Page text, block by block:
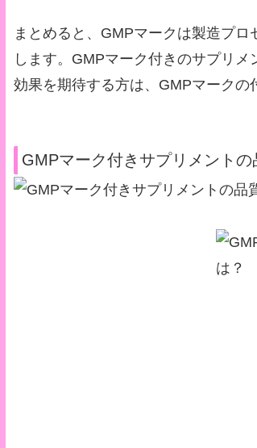
まとめると、GMPマークは製造プ
します。GMPマーク付きのサプリ
効果を期待する方は、GMPマークの
GMPマーク付きサプリメントの